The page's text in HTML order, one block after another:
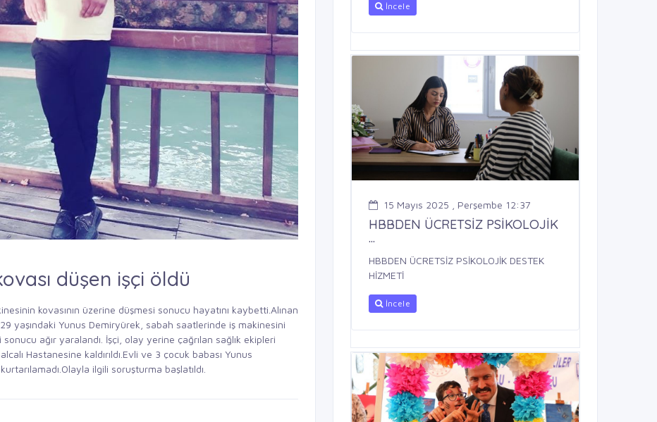
düşen işçi öldü
kovasının üzerine düşmesi sonucu hayatını kaybetti.Alınan
yaşındaki Yunus Demiryürek, sabah saatlerinde iş makinesini
ağır yaralandı. İşçi, olay yerine çağrılan sağlık ekipleri
Hastanesine kaldırıldı.Evli ve 3 çocuk babası Yunus
ilgili soruşturma başlatıldı.
İncele
15 Mayıs 2025 , Perşembe 12:37
HBBDEN ÜCRETSİZ PSİKOLOJİK
...
HBBDEN ÜCRETSİZ PSİKOLOJİK DESTEK
HİZMETİ
İncele